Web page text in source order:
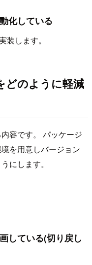
化している
します。
どのように軽減
容です。 パッケージ
を用意しバージョン
にします。
している(切り戻し